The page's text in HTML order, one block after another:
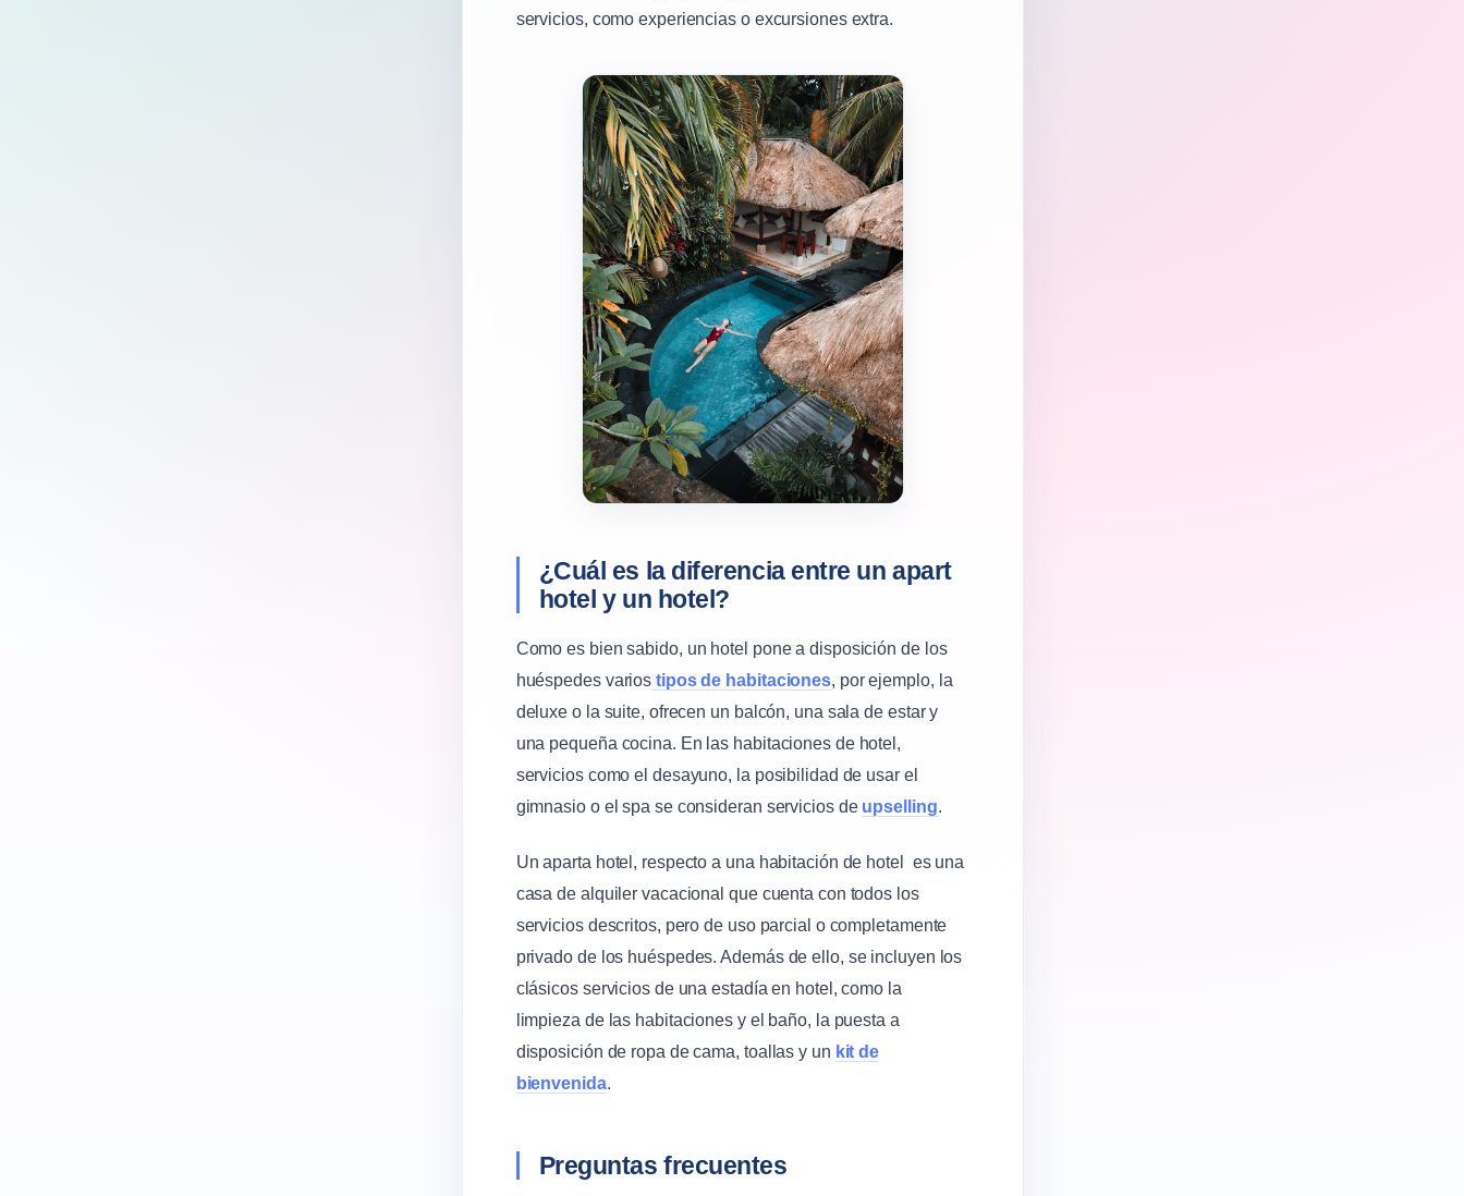
servicios, como experiencias o excursiones extra.
¿Cuál es la diferencia entre un apart
hotel y un hotel?
Como es bien sabido, un hotel pone a disposición de los
huéspedes varios tipos de habitaciones, por ejemplo, la
deluxe o la suite, ofrecen un balcón, una sala de estar y
una pequeña cocina. En las habitaciones de hotel,
servicios como el desayuno, la posibilidad de usar el
gimnasio o el spa se consideran servicios de upselling.
Un aparta hotel, respecto a una habitación de hotel es una
casa de alquiler vacacional que cuenta con todos los
servicios descritos, pero de uso parcial o completamente
privado de los huéspedes. Además de ello, se incluyen los
clásicos servicios de una estadía en hotel, como la
limpieza de las habitaciones y el baño, la puesta a
disposición de ropa de cama, toallas y un kit de
bienvenida.
Preguntas frecuentes